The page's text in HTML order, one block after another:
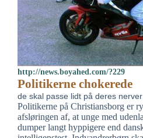
http://news.boyahed.com/?229
Politikerne chokerede
de skal passe lidt på deres
Politikerne på Christiansborg er
afsløringen af, at unge med
dumper langt hyppigere end